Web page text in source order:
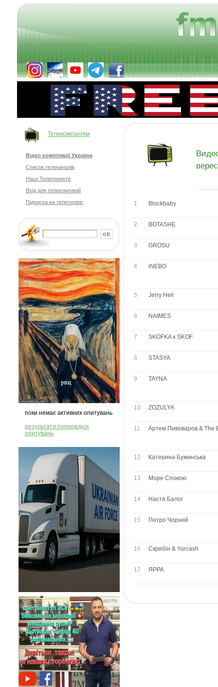
Телекомпаніям
Відео компіляції України
Список телеканалів
Наші Телепроекти
Вхід для телекомпаній
Підписка на телесервіс
поки немає активних опитувань
результати попередніх
опитувань
1 Blockbaby
2 BOTASHE
3 GROSU
4 iNEBO
5 Jerry Heil
6 NAIMES
7 SKOFKA x SKOF
8 STASYA
9 TAYNA
10 ZOZULYA
11 Артем Пивоваров & The
12 Катерина Бужинська
13 Море Спокою
14 Настя Балог
15 Петро Чорний
16 Скрябін & Yurcash
17 ЯРРА